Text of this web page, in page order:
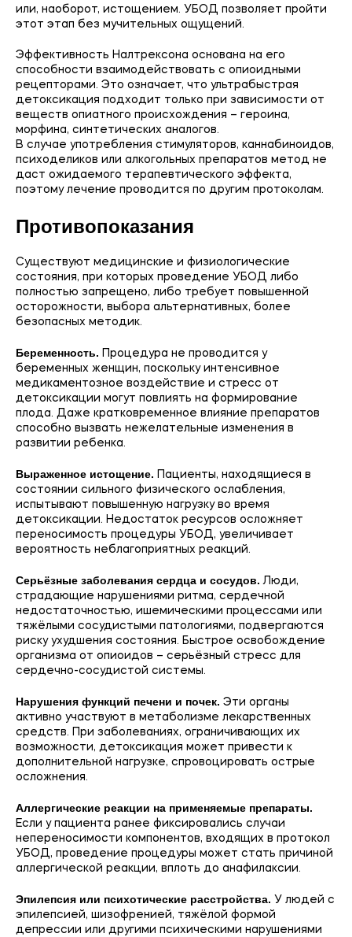
или, наоборот, истощением. УБОД позволяет пройти
этот этап без мучительных ощущений.
Эффективность Налтрексона основана на его
способности взаимодействовать с опиоидными
рецепторами. Это означает, что ультрабыстрая
детоксикация подходит только при зависимости от
веществ опиатного происхождения – героина,
морфина, синтетических аналогов.
В случае употребления стимуляторов, каннабиноидов,
психоделиков или алкогольных препаратов метод не
даст ожидаемого терапевтического эффекта,
поэтому лечение проводится по другим протоколам.
Противопоказания
Существуют медицинские и физиологические
состояния, при которых проведение УБОД либо
полностью запрещено, либо требует повышенной
осторожности, выбора альтернативных, более
безопасных методик.
Беременность. Процедура не проводится у
беременных женщин, поскольку интенсивное
медикаментозное воздействие и стресс от
детоксикации могут повлиять на формирование
плода. Даже кратковременное влияние препаратов
способно вызвать нежелательные изменения в
развитии ребенка.
Выраженное истощение. Пациенты, находящиеся в
состоянии сильного физического ослабления,
испытывают повышенную нагрузку во время
детоксикации. Недостаток ресурсов осложняет
переносимость процедуры УБОД, увеличивает
вероятность неблагоприятных реакций.
Серьёзные заболевания сердца и сосудов. Люди,
страдающие нарушениями ритма, сердечной
недостаточностью, ишемическими процессами или
тяжёлыми сосудистыми патологиями, подвергаются
риску ухудшения состояния. Быстрое освобождение
организма от опиоидов – серьёзный стресс для
сердечно-сосудистой системы.
Нарушения функций печени и почек. Эти органы
активно участвуют в метаболизме лекарственных
средств. При заболеваниях, ограничивающих их
возможности, детоксикация может привести к
дополнительной нагрузке, спровоцировать острые
осложнения.
Аллергические реакции на применяемые препараты.
Если у пациента ранее фиксировались случаи
непереносимости компонентов, входящих в протокол
УБОД, проведение процедуры может стать причиной
аллергической реакции, вплоть до анафилаксии.
Эпилепсия или психотические расстройства. У людей с
эпилепсией, шизофренией, тяжёлой формой
депрессии или другими психическими нарушениями